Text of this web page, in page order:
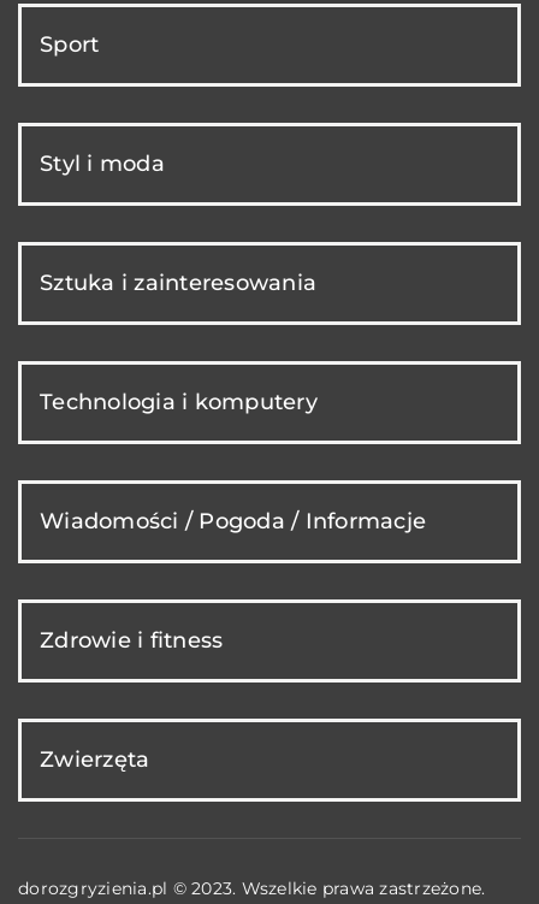
Sport
Styl i moda
Sztuka i zainteresowania
Technologia i komputery
Wiadomości / Pogoda / Informacje
Zdrowie i fitness
Zwierzęta
dorozgryzienia.pl © 2023. Wszelkie prawa zastrzeżone.